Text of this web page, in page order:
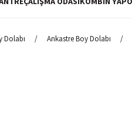
Dolabı Ankastre Boy Dolabı